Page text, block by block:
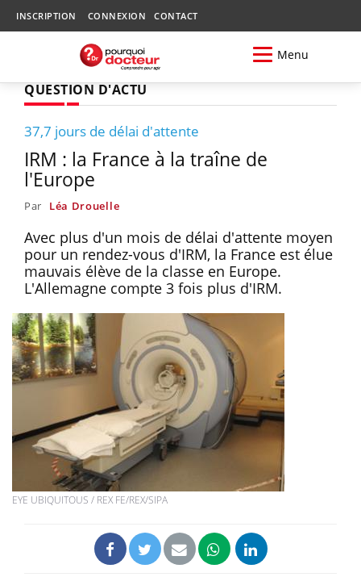
INSCRIPTION CONNEXION CONTACT
Menu
QUESTION D'ACTU
37,7 jours de délai d'attente
IRM : la France à la traîne de
l'Europe
Par Léa Drouelle
Avec plus d'un mois de délai d'attente moyen
pour un rendez-vous d'IRM, la France est élue
mauvais élève de la classe en Europe.
L'Allemagne compte 3 fois plus d'IRM.
EYE UBIQUITOUS / REX FE/REX/SIPA